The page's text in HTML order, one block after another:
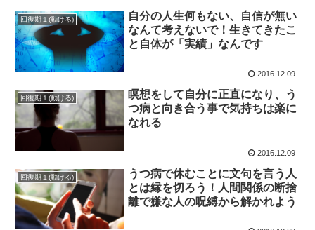
回復期１(動ける)
自分の人生何もない、自信が無い
なんて考えないで！生きてきたこ
と自体が「実績」なんです
2016.12.09
回復期１(動ける)
瞑想をして自分に正直になり、う
つ病と向き合う事で気持ちは楽に
なれる
2016.12.09
回復期１(動ける)
うつ病で休むことに文句を言う人
とは縁を切ろう！人間関係の断捨
離で嫌な人の呪縛から解かれよう